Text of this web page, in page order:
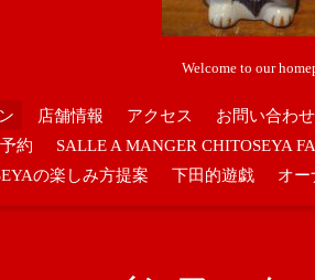
Welcome to our
店舗情報 アクセス お問い合わせ
予約 SALLE A MANGER CHITOSEYA
の楽しみ方提案
下田的遊戯 オー